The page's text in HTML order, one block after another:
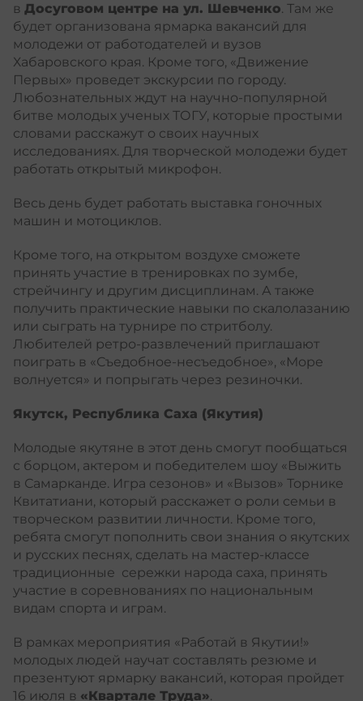
в Досуговом центре на ул. Шевченко. Там же
будет организована ярмарка вакансий для
молодежи от работодателей и вузов
Хабаровского края. Кроме того, «Движение
Первых» проведет экскурсии по городу.
Любознательных ждут на научно-популярной
битве молодых ученых ТОГУ, которые простыми
словами расскажут о своих научных
исследованиях. Для творческой молодежи будет
работать открытый микрофон.
Весь день будет работать выставка гоночных
машин и мотоциклов.
Кроме того, на открытом воздухе сможете
принять участие в тренировках по зумбе,
стрейчингу и другим дисциплинам. А также
получить практические навыки по скалолазанию
или сыграть на турнире по стритболу.
Любителей ретро-развлечений приглашают
поиграть в «Съедобное-несъедобное», «Море
волнуется» и попрыгать через резиночки.
Якутск, Республика Саха (Якутия)
Молодые якутяне в этот день смогут пообщаться
с борцом, актером и победителем шоу «Выжить
в Самарканде. Игра сезонов» и «Вызов» Торнике
Квитатиани, который расскажет о роли семьи в
творческом развитии личности. Кроме того,
ребята смогут пополнить свои знания о якутских
и русских песнях, сделать на мастер-классе
традиционные сережки народа саха, принять
участие в соревнованиях по национальным
видам спорта и играм.
В рамках мероприятия «Работай в Якутии!»
молодых людей научат составлять резюме и
презентуют ярмарку вакансий, которая пройдет
16 июля в «Квартале Труда».